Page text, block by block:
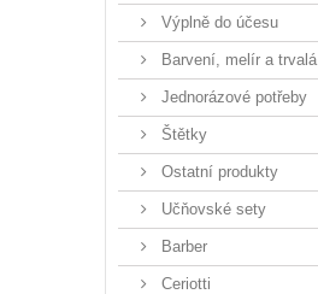
Výplně do účesu
Barvení, melír a trvalá
Jednorázové potřeby
Štětky
Ostatní produkty
Učňovské sety
Barber
Ceriotti